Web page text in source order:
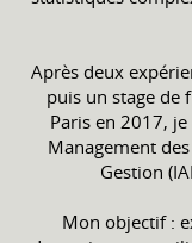
Après deux
puis un stage de
Paris en 2017,
Management
Gestion
Mon objectif :